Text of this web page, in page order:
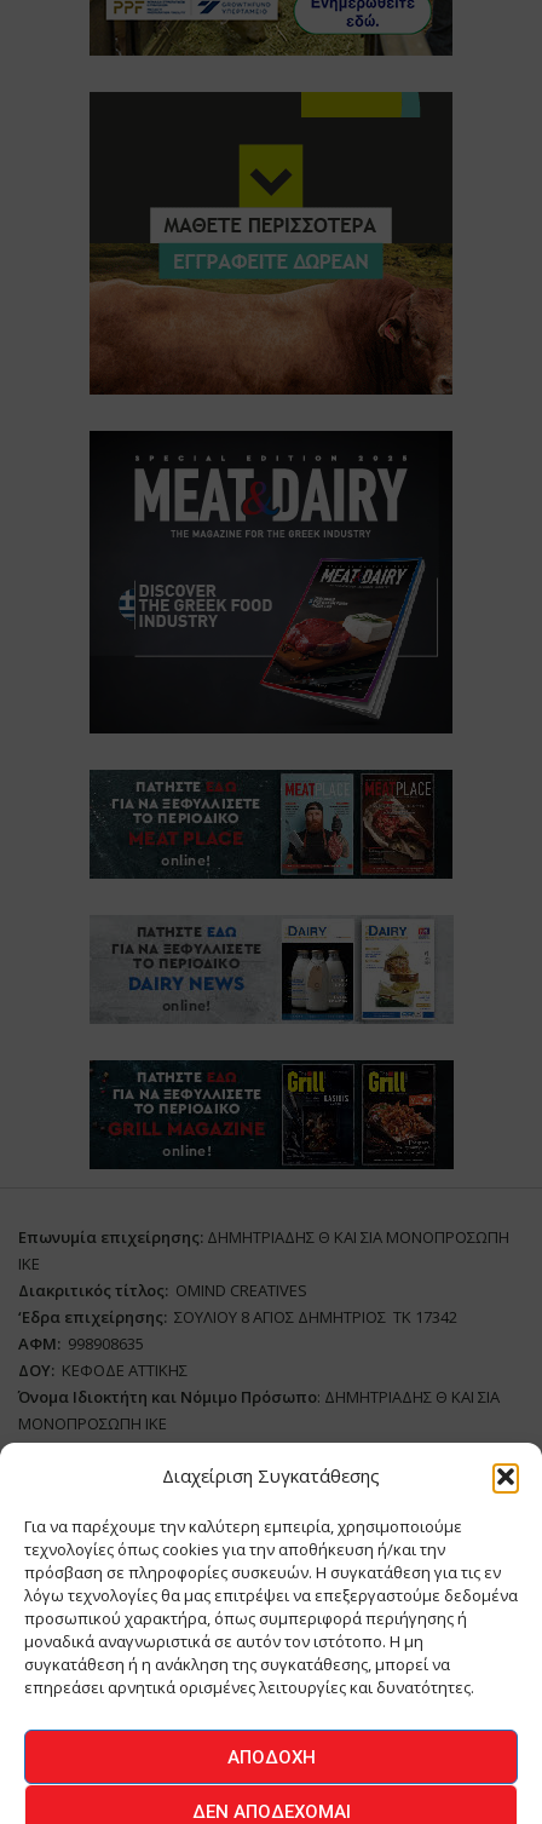
Διαχείριση Συγκατάθεσης
Για να παρέχουμε την καλύτερη εμπειρία, χρησιμοποιούμε
τεχνολογίες όπως cookies για την αποθήκευση ή/και την
πρόσβαση σε πληροφορίες συσκευών. Η συγκατάθεση για τις εν
λόγω τεχνολογίες θα μας επιτρέψει να επεξεργαστούμε δεδομένα
προσωπικού χαρακτήρα, όπως συμπεριφορά περιήγησης ή
μοναδικά αναγνωριστικά σε αυτόν τον ιστότοπο. Η μη
συγκατάθεση ή η ανάκληση της συγκατάθεσης, μπορεί να
επηρεάσει αρνητικά ορισμένες λειτουργίες και δυνατότητες.
ΑΠΟΔΟΧΉ
ΔΕΝ ΑΠΟΔΈΧΟΜΑΙ
Επωνυμία επιχείρησης: ΔΗΜΗΤΡΙΑΔΗΣ Θ ΚΑΙ ΣΙΑ ΜΟΝΟΠΡΟΣΩΠΗ
ΙΚΕ
Διακριτικός τίτλος: ΟΜΙΝD CREATIVES
‘Eδρα επιχείρησης: ΣΟΥΛΙΟΥ 8 ΑΓΙΟΣ ΔΗΜΗΤΡΙΟΣ ΤΚ 17342
ΑΦΜ: 998908635
ΔΟΥ: ΚΕΦΟΔΕ ΑΤΤΙΚΗΣ
Όνομα Ιδιοκτήτη και Νόμιμο Πρόσωπο: ΔΗΜΗΤΡΙΑΔΗΣ Θ ΚΑΙ ΣΙΑ
ΜΟΝΟΠΡΟΣΩΠΗ ΙΚΕ
Διευθυντής Σύνταξης:ΑΘΑΝΑΣΙΟΣ ΑΝΤΩΝΙΟΥ
ΔικαιούχοςDomain:ΔΗΜΗΤΡΙΑΔΗΣ Θ ΚΑΙ ΣΙΑ ΜΟΝΟΠΡΟΣΩΠΗ ΙΚΕ
Διευθυντής: ΕΥΘΥΜΙΑΤΟΥ ΜΑΡΙΑ
Διαχειριστής:
ΕΥΘΥΜΙΑΤΟΥ ΜΑΡΙΑ
Δήλωση Συμμόρφωσης
ΕΠΙΚΟΙΝΩΝΙΑ